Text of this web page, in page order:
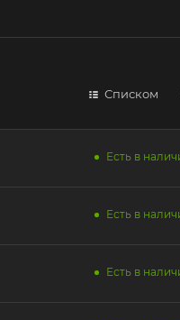
Списком
Есть в
Есть в
Есть в